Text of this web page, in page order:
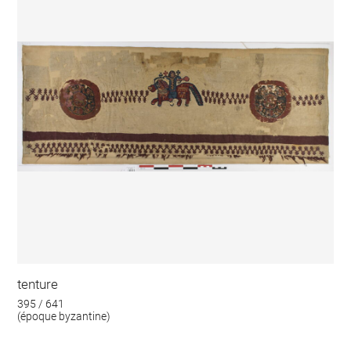
tenture
395 / 641
(époque byzantine)